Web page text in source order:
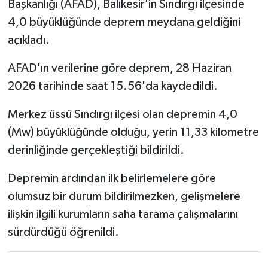
Başkanlığı (AFAD), Balıkesir'in Sındırgı ilçesinde
4,0 büyüklüğünde deprem meydana geldiğini
açıkladı.
AFAD'ın verilerine göre deprem, 28 Haziran
2026 tarihinde saat 15.56'da kaydedildi.
Merkez üssü Sındırgı ilçesi olan depremin 4,0
(Mw) büyüklüğünde olduğu, yerin 11,33 kilometre
derinliğinde gerçekleştiği bildirildi.
Depremin ardından ilk belirlemelere göre
olumsuz bir durum bildirilmezken, gelişmelere
ilişkin ilgili kurumların saha tarama çalışmalarını
sürdürdüğü öğrenildi.